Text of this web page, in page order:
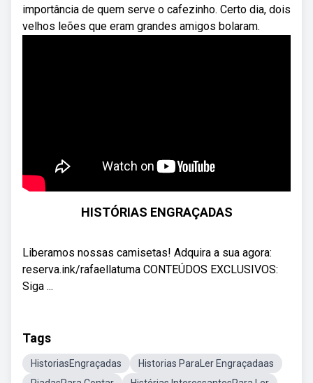
importância de quem serve o cafezinho. Certo dia, dois
velhos leões que eram grandes amigos bolaram.
HISTÓRIAS ENGRAÇADAS
Liberamos nossas camisetas! Adquira a sua agora:
reserva.ink/rafaellatuma CONTEÚDOS EXCLUSIVOS:
Siga ...
Tags
HistoriasEngraçadas
Historias ParaLer Engraçadaas